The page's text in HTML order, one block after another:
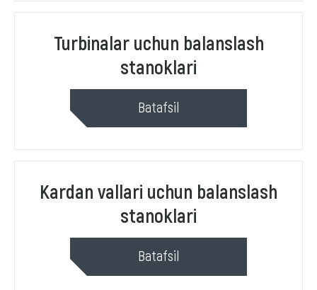
Turbinalar uchun balanslash
stanoklari
Batafsil
Kardan vallari uchun balanslash
stanoklari
Batafsil